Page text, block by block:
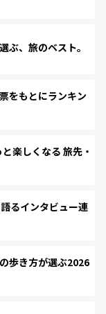
、旅のベスト。
をもとにランキン
楽しくなる 旅先・
るインタビュー連
歩き方が選ぶ2026